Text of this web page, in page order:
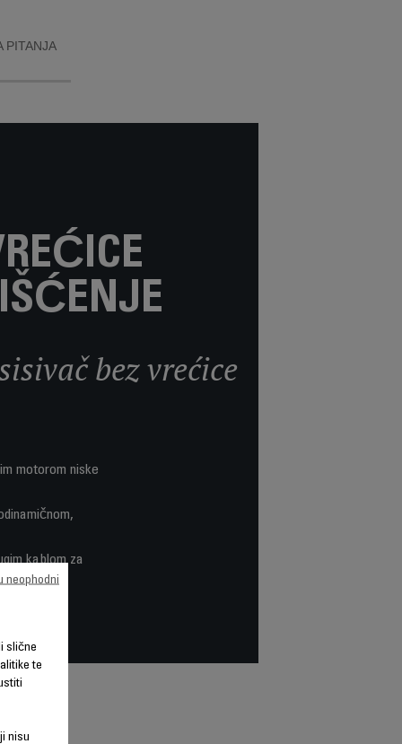
PITANJA
bez vrećice
motorom niske
kablom za
slične
te
nisu
neophodni